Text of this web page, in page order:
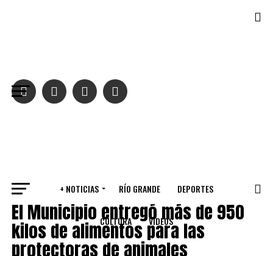
+ NOTICIAS RÍO GRANDE DEPORTES
CULTURA VIDEOS
RÍO GRANDE
El Municipio entregó más de 950
kilos de alimentos para las
protectoras de animales